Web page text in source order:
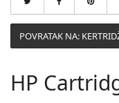
POVRATAK NA:
HP